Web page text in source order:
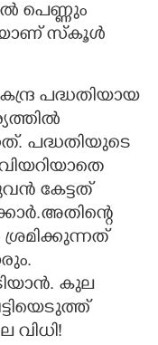
പെണ്ണും
സ്കൂൾ
പദ്ധതിയായ
പദ്ധതിയുടെ
കേട്ടത്
കുല